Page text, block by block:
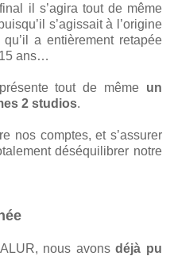
il s’agira tout de même
s’agissait à l’origine
a entièrement retapée
ans…
tout de même un
2 studios.
nos comptes, et s’assurer
déséquilibrer notre
nous avonsdéjà pu